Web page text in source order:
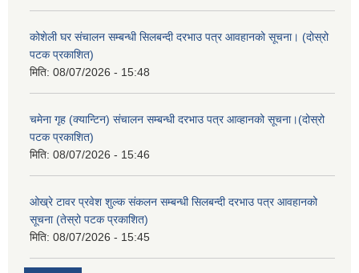
कोशेली घर संचालन सम्बन्धी सिलबन्दी दरभाउ पत्र आवहानको सूचना। (दोस्रो
पटक प्रकाशित)
मिति: 08/07/2026 - 15:48
चमेना गृह (क्यान्टिन) संचालन सम्बन्धी दरभाउ पत्र आव्हानको सूचना।(दोस्रो
पटक प्रकाशित)
मिति: 08/07/2026 - 15:46
ओख्रे टावर प्रवेश शुल्क संकलन सम्बन्धी सिलबन्दी दरभाउ पत्र आवहानको
सूचना (तेस्रो पटक प्रकाशित)
मिति: 08/07/2026 - 15:45